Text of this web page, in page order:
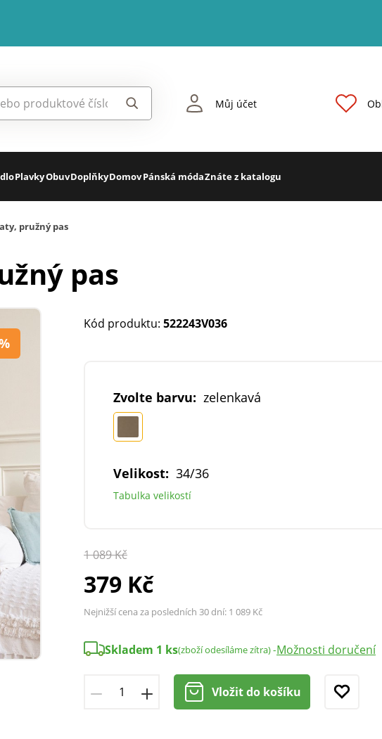
Můj účet
PlavkyObuvDoplňkyDomovPánská módaZnáte z katalogu
pružný pas
pas
Kód produktu: 522243V036
Zvolte barvu: zelenkavá
Velikost: 34/36
Tabulka velikostí
1 089 Kč
379 Kč
Nejnižší cena za posledních 30 dní: 1 089 Kč
Skladem 1 ks(zboží odesíláme zítra)-Možnosti doručení
Vložit do košíku